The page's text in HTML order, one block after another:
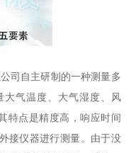
司自主研制的一种测量多
气温度、大气湿度、风
特点是精度高，响应时间
接仪器进行测量。由于没